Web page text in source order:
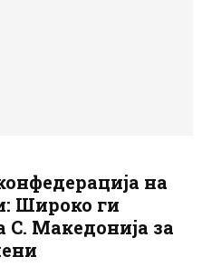
на
Широко ги
С. Македонија за